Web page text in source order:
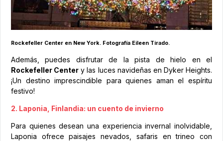
Rockefeller Center en New York. Fotografía Eileen Tirado.
Además, puedes disfrutar de la pista de hielo en el
Rockefeller Center y las luces navideñas en Dyker Heights.
¡Un destino imprescindible para quienes aman el espíritu
festivo!
2. Laponia, Finlandia: un cuento de invierno
Para quienes desean una experiencia invernal inolvidable,
Laponia ofrece paisajes nevados, safaris en trineo con